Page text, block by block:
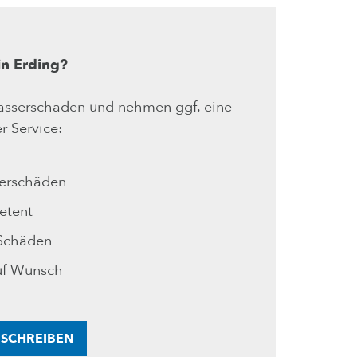
Erding?
und nehmen ggf. eine
Service:
Wunsch